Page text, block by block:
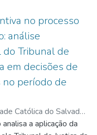
sofisticado ao utilizar
sua atuação, o
à adoção de
de repressão e
que o ambiente
dados capazes de
para a
presente pesquisa
de regulamentação
compartilhamento e
no combate às
no processo
análise
Tribunal de
em decisões de
no período de
Católica do Salvador
Lorena Silva de
a aplicação da